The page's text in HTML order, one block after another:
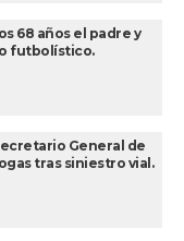
68 años el padre y
futbolístico.
General de
tras siniestro vial.